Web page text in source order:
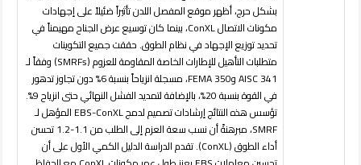
بشكل حرج، أظهر موقع المفصل اللدن تأثيراً ضئيلاً على إجهادات
مكونات الاتصالConXL، بينما كان توسيع عرض الجناح مهيمناً في
تحديد توزيع الإجهاد في نظام الطوق. حققت جميع التكوينات
متطلبات التأهيل للإطارات الخاصة المقاومة للعزوم (SMRFs) وفقاً لـ
AISC 341وFEMA 350
، مسجلة انزياحاً بنسبة 6% دون تجاوز تدهور
في القوة بنسبة 20%، بالإضافة لتمديد الفشل النهائي حتى انزياح 9%.
تؤسس هذه النتائج إرشادات تصميم لدمجEBS-ConXL المؤهل لـ
SMRF
، مبرهنةً أن نسب سعة العزم إلى الطلب من 1.1-1.2 تحسن
أداء الطوق (ConXL). تقدم الدراسة الدليل الكمي الأول على أن